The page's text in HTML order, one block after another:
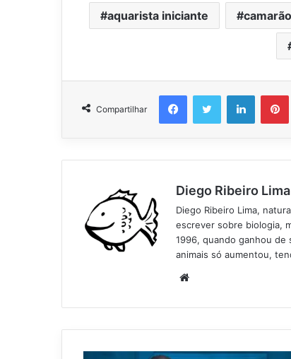
aquarista iniciante
Compartilhar
FacebookTwitter Linkedin
Diego Ribeiro Lima
Diego Ribeiro Lima,
escrever sobre biologia,
1996, quando ganhou
animais só aumentou,
Website